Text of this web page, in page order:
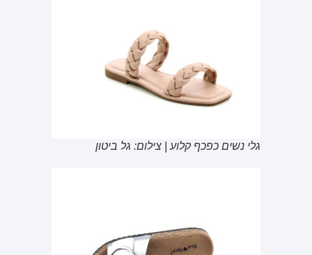
גלי נשים כפכף קלוע | צילום: גל ביטון